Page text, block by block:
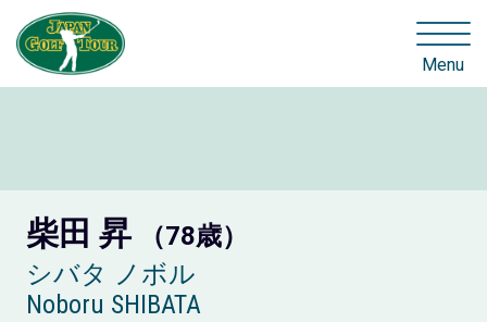
Menu
柴田 昇
（78歳）
シバタ ノボル
Noboru SHIBATA